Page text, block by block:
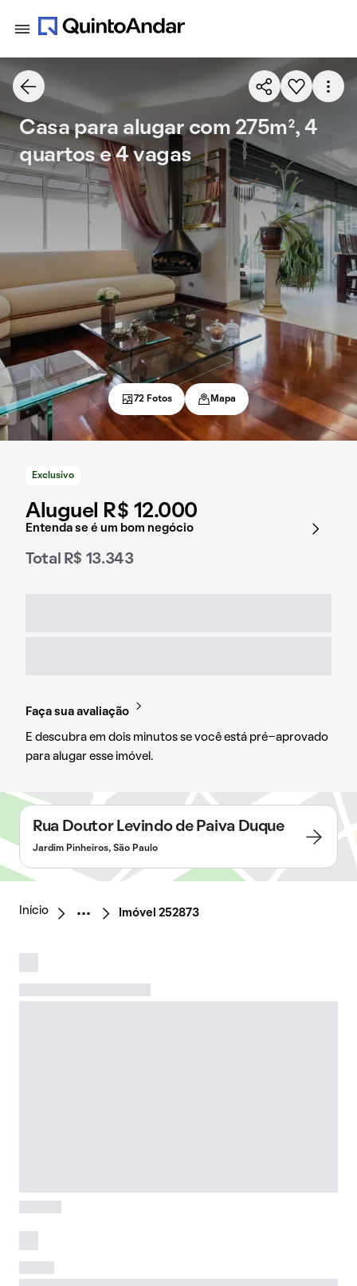
Exclusivo
Aluguel R$ 12.000
Entenda se é um bom negócio
Total R$ 13.343
Faça sua avaliação
E descubra em dois minutos se você está pré-aprovado
para alugar esse imóvel.
Casa para alugar com 275m², 4
quartos e 4 vagas
72 Fotos Mapa
Rua Doutor Levindo de Paiva Duque
Jardim Pinheiros, São Paulo
Início Imóvel 252873